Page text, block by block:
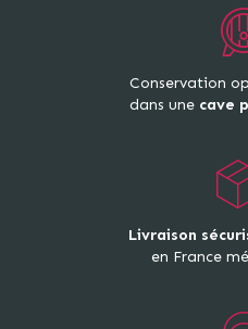
Conservation
dans une cave
Livraison
en France